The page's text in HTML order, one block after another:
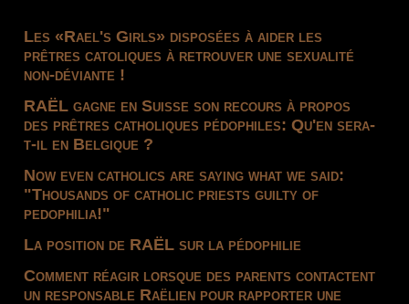
Les «Rael's Girls» disposées à aider les
prêtres catoliques à retrouver une sexualité
non-déviante !
RAËL gagne en Suisse son recours à propos
des prêtres catholiques pédophiles: Qu'en sera-
t-il en Belgique ?
Now even catholics are saying what we said:
"Thousands of catholic priests guilty of
pedophilia!"
La position de RAËL sur la pédophilie
Comment réagir lorsque des parents contactent
un responsable Raëlien pour rapporter une